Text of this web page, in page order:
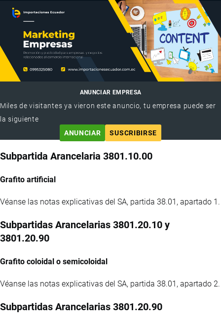
ANUNCIAR EMPRESA
Miles de visitantes ya vieron este anuncio, tu empresa puede ser
la siguiente
ANUNCIAR
SUSCRIBIRSE
Subpartida Arancelaria 3801.10.00
Grafito artificial
Véanse las notas explicativas del SA, partida 38.01, apartado 1.
Subpartidas Arancelarias 3801.20.10 y
3801.20.90
Grafito coloidal o semicoloidal
Véanse las notas explicativas del SA, partida 38.01, apartado 2.
Subpartidas Arancelarias 3801.20.90